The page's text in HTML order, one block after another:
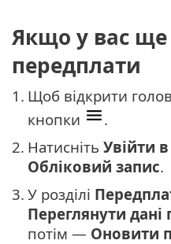
Якщо у вас
передплати
1. Щоб відкрити
кнопки
.
2. Натисніть Увійти в
Обліковий запис.
3. У розділі
Переглянути дані
потім — Оновити